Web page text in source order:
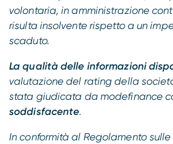
volontaria, in amministrazione
risulta insolvente rispetto a un
scaduto.
La qualità delle informazioni
valutazione del rating della
stata giudicata da modefinance
soddisfacente.
In conformità al Regolamento